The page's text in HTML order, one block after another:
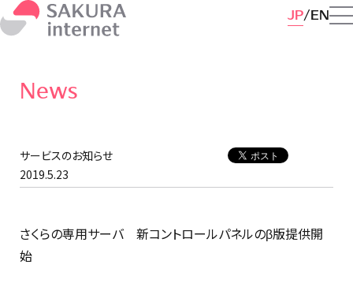
JP EN
News
サービスのお知らせ
2019.5.23
さくらの専用サーバ 新コントロールパネルのβ版提供開
始